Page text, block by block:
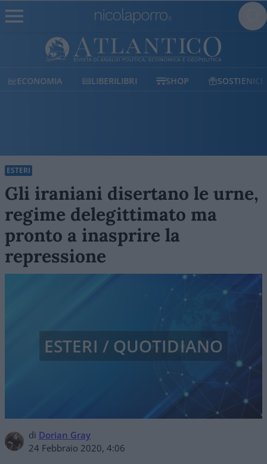
ECONOMIA LIBERILIBRI SHOP SOSTIENICI
ESTERI
Gli iraniani disertano le urne,
regime delegittimato ma
pronto a inasprire la
repressione
di Dorian Gray
24 Febbraio 2020, 4:06
ESTERI / QUOTIDIANO